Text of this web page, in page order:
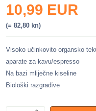
10,99 EUR
(= 82,80 kn)
Visoko učinkovito organsko
aparate za kavu/espresso
Na bazi mliječne kiseline
Biološki razgradive